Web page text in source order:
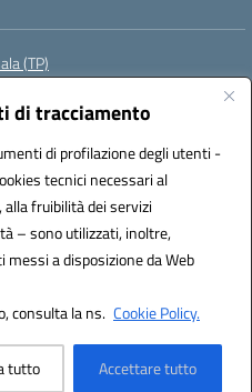
di tracciamento
di profilazione degli utenti -
tecnici necessari al
fruibilità dei servizi
– sono utilizzati, inoltre,
a disposizione da Web
consulta la ns. Cookie Policy.
tutto Accettare tutto
(TP)
(IPA): icggm
by 3D Solution S.r.l.
by Designers Italia